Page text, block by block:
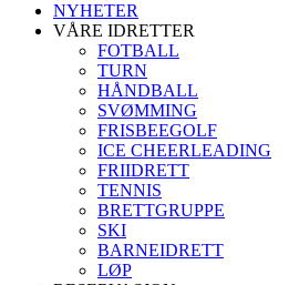
NYHETER
VÅRE IDRETTER
FOTBALL
TURN
HÅNDBALL
SVØMMING
FRISBEEGOLF
ICE CHEERLEADING
FRIIDRETT
TENNIS
BRETTGRUPPE
SKI
BARNEIDRETT
LØP